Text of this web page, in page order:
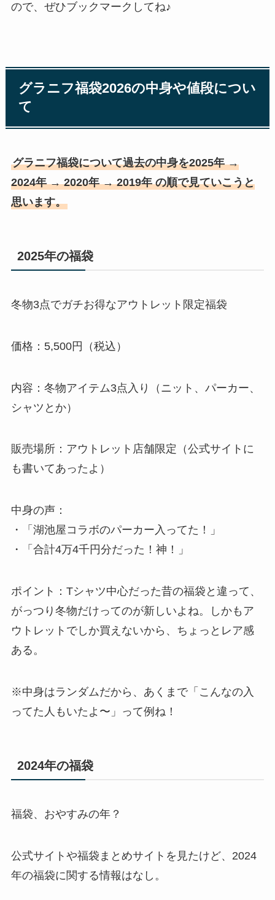
ので、ぜひブックマークしてね♪
グラニフ福袋2026の中身や値段につい
て
グラニフ福袋について過去の中身を2025年 →
2024年 → 2020年 → 2019年 の順で見ていこうと
思います。
2025年の福袋
冬物3点でガチお得なアウトレット限定福袋
価格：5,500円（税込）
内容：冬物アイテム3点入り（ニット、パーカー、
シャツとか）
販売場所：アウトレット店舗限定（公式サイトに
も書いてあったよ）
中身の声：
・「湖池屋コラボのパーカー入ってた！」
・「合計4万4千円分だった！神！」
ポイント：Tシャツ中心だった昔の福袋と違って、
がっつり冬物だけってのが新しいよね。しかもア
ウトレットでしか買えないから、ちょっとレア感
ある。
※中身はランダムだから、あくまで「こんなの入
ってた人もいたよ〜」って例ね！
2024年の福袋
福袋、おやすみの年？
公式サイトや福袋まとめサイトを見たけど、2024
年の福袋に関する情報はなし。